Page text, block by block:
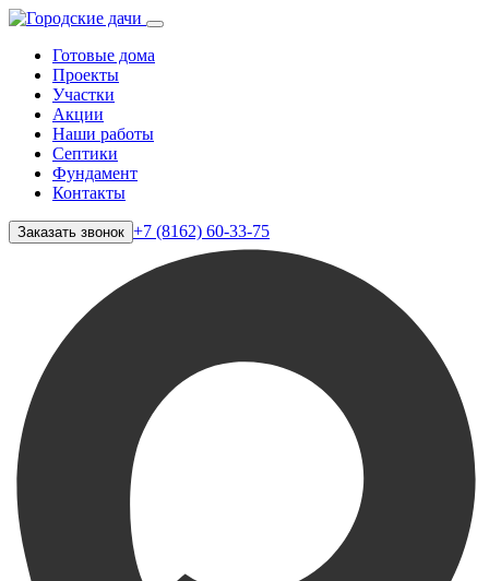
Готовые дома
Проекты
Участки
Акции
Наши работы
Септики
Фундамент
Контакты
Заказать звонок +7 (8162) 60-33-75